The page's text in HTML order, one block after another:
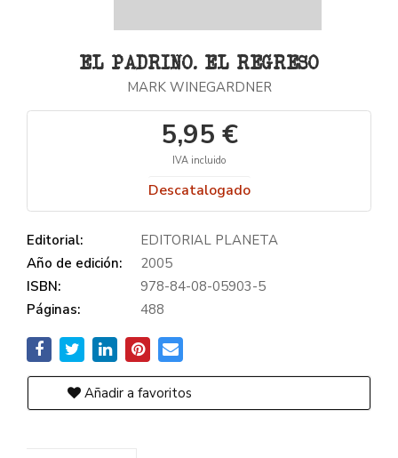
EL PADRINO. EL REGRESO
MARK WINEGARDNER
5,95 €
IVA incluido
Descatalogado
Editorial:
EDITORIAL PLANETA
Año de edición:
2005
ISBN:
978-84-08-05903-5
Páginas:
488
Añadir a favoritos